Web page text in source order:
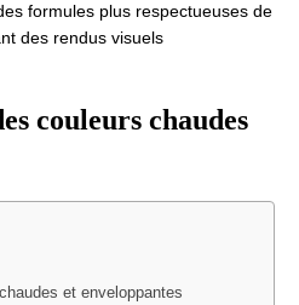
formules plus respectueuses de
des rendus visuels
couleurs chaudes
et enveloppantes